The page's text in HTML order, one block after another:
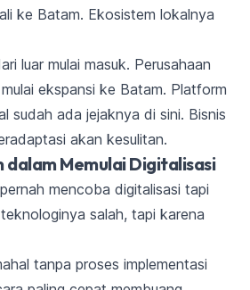
ke Batam. Ekosistem lokalnya
luar mulai masuk. Perusahaan
ekspansi ke Batam. Platform
sudah ada jejaknya di sini. Bisnis
akan kesulitan.
dalam Memulai Digitalisasi
mencoba digitalisasi tapi
salah, tapi karena
tanpa proses implementasi